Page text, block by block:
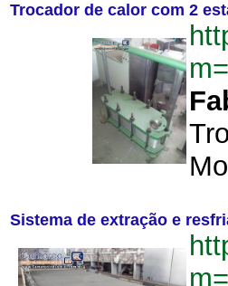
Trocador de calor com 2
Sistema de extração e